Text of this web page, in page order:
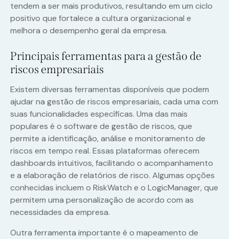
tendem a ser mais produtivos, resultando em um ciclo
positivo que fortalece a cultura organizacional e
melhora o desempenho geral da empresa.
Principais ferramentas para a gestão de
riscos empresariais
Existem diversas ferramentas disponíveis que podem
ajudar na gestão de riscos empresariais, cada uma com
suas funcionalidades específicas. Uma das mais
populares é o software de gestão de riscos, que
permite a identificação, análise e monitoramento de
riscos em tempo real. Essas plataformas oferecem
dashboards intuitivos, facilitando o acompanhamento
e a elaboração de relatórios de risco. Algumas opções
conhecidas incluem o RiskWatch e o LogicManager, que
permitem uma personalização de acordo com as
necessidades da empresa.
Outra ferramenta importante é o mapeamento de